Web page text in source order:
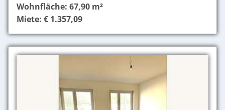
Wohnfläche: 67,90 m²
Miete: € 1.357,09